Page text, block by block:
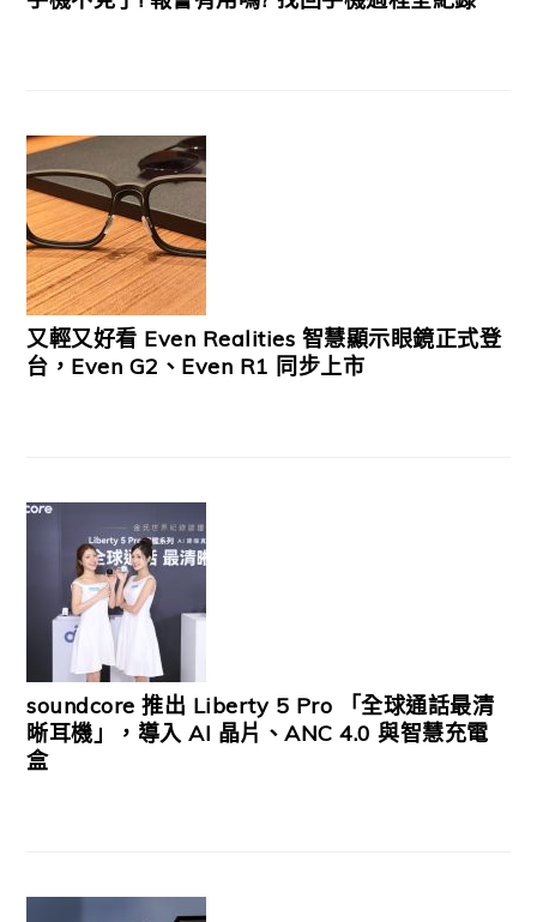
又輕又好看 Even Realities 智慧顯示眼鏡正式登
台，Even G2、Even R1 同步上市
soundcore 推出 Liberty 5 Pro 「全球通話最清
晰耳機」，導入 AI 晶片、ANC 4.0 與智慧充電
盒